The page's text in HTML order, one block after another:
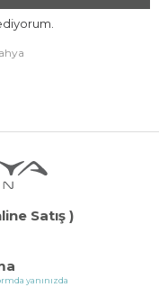
Satış )
yanınızda